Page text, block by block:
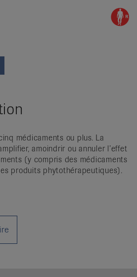
médicaments ou plus. La
amoindrir ou annuler l’effet
(y compris des médicaments
produits phytothérapeutiques).